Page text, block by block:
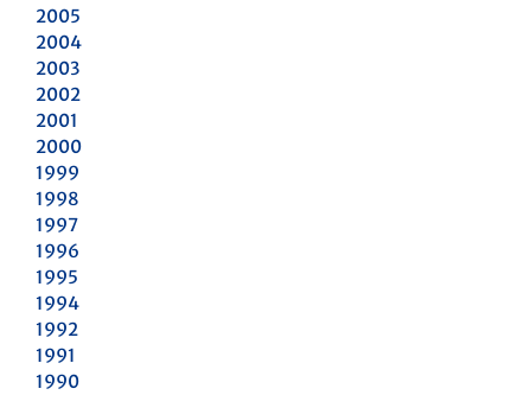
2005
2004
2003
2002
2001
2000
1999
1998
1997
1996
1995
1994
1992
1991
1990